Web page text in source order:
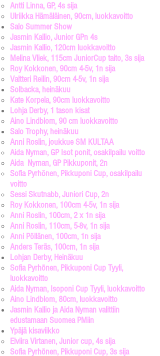
Antti Linna, GP, 4s sija​
Ulriikka Hämäläinen, 90cm, luokkavoitto
Salo Summer Show
Jasmin Kallio, Junior GPn 4s
Jasmin Kallio, 120cm luokkavoitto​
Melina Vliek, 115cm JuniorCup taito, 3s sija
Roy Kokkonen, 90cm 4-5v, 1n sija
Valtteri Reilin, 90cm 4-5v, 1n sija
Solbacka, heinäkuu
Kate Korpela, 90cm luokkavoitto​
Lohja Derby, 1 tason kisat
Aino Lindblom, 90 cm luokkavoitto​
Salo Trophy, heinäkuu
Anni Roslin, joukkue SM KULTAA
Aida Nyman, GP Isot ponit​, osakilpailu voitto
Aida Nyman, GP Pikkuponit, 2n
Sofia Pyrhönen, Pikkuponi Cup, osakilpailu
voitto
Sessi Skutnabb, Juniori Cup, 2n
Roy Kokkonen, 100cm 4-5v, 1n sija
Anni Roslin, 100cm, 2 x 1n sija
Anni Roslin, 110cm, 5-8v, 1n sija
Anni Pöllänen, 100cm, 1n sija
Anders Teräs, 100cm, 1n sija
Lohjan Derby, Heinäkuu
Sofia Pyrhönen, Pikkuponi Cup Tyyli,
luokkavoitto​
Aida Nyman, Isoponi Cup Tyyli, luokkavoitto
Aino Lindblom, 80cm, luokkavoitto
Jasmin Kallio ja Aida Nyman valittiin
edustamaan Suomea PMiin
Ypäjä kisaviikko
Elviira Virtanen, Junior cup, 4s sija​
Sofia Pyrhönen, Pikkuponi Cup, 3s sija